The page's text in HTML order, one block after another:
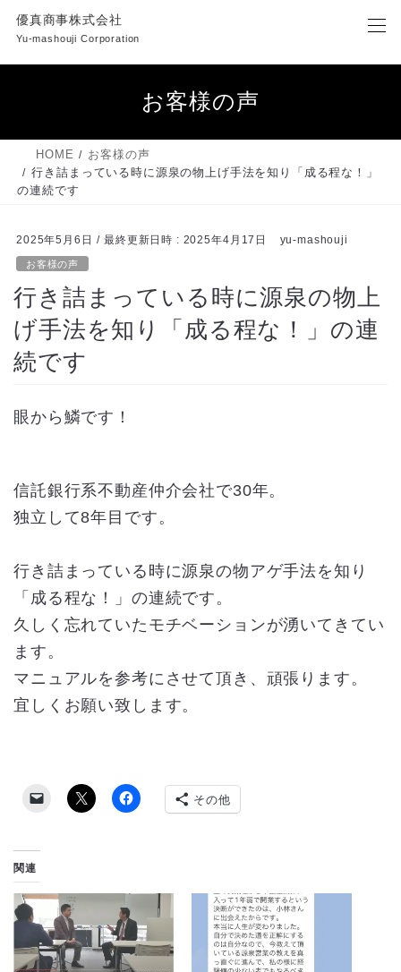
ン
キ
ー
に
優真商事株式会社
Yu-mashouji Corporation
お客様の声
HOME
お客様の声
行き詰まっている時に源泉の物上げ手法を知り「成る程な！」
の連続です
2025年5月6日 / 最終更新日時 : 2025年4月17日 yu-mashouji
お客様の声
行き詰まっている時に源泉の物上
げ手法を知り「成る程な！」の連
続です
眼から鱗です！
信託銀行系不動産仲介会社で30年。
独立して8年目です。
行き詰まっている時に源泉の物アゲ手法を知り
「成る程な！」の連続です。
久しく忘れていたモチベーションが湧いてきてい
ます。
マニュアルを参考にさせて頂き、頑張ります。
宜しくお願い致します。
その他
関連